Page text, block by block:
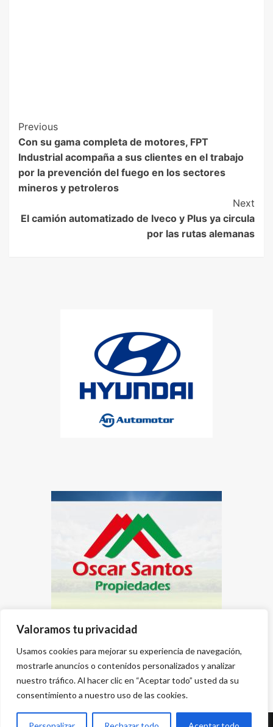
Valoramos tu privacidad
Usamos cookies para mejorar su experiencia de navegación,
mostrarle anuncios o contenidos personalizados y analizar
nuestro tráfico. Al hacer clic en “Aceptar todo” usted da su
consentimiento a nuestro uso de las cookies.
Previous
Con su gama completa de motores, FPT
Industrial acompaña a sus clientes en el trabajo
por la prevención del fuego en los sectores
mineros y petroleros
Next
El camión automatizado de Iveco y Plus ya circula
por las rutas alemanas